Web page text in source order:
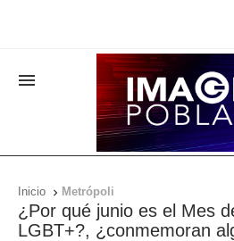

Inicio  Metrópoli
¿Por qué junio es el Mes
LGBT+?, ¿conmemoran